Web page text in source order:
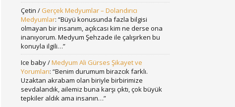
Çetin / Gerçek Medyumlar – Dolandırıcı
Medyumlar: “Büyü konusunda fazla bilgisi
olmayan bir insanım, açıkcası kim ne derse ona
inanıyorum. Medyum Şehzade ile çalışırken bu
konuyla ilgili…”
Ice baby/Medyum Ali Gürses Şikayet ve
Yorumları: “Benim durumum birazcık farklı.
Uzaktan akrabam olan biriyle birbirimize
sevdalandık, ailemiz buna karşı çıktı, çok büyük
tepkiler aldık ama insanın…”